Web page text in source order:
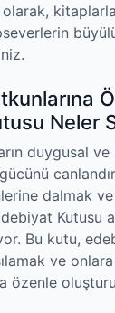
Neler
duygusal ve
dalmak
Kutusu
Bu kutu,
ve
özenle